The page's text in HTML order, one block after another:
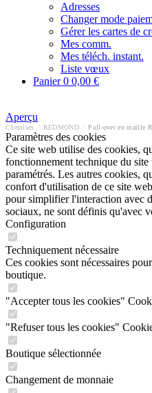
Adresses
Changer mode
Gérer les cartes de
Mes comm.
Mes téléch. instant.
Liste vœux
Panier0 0,00 €
Aperçu
Chemises REDMOND Pull-over en maille
Paramètres des cookies
Ce site web utilise des cookies,
fonctionnement technique du
paramétrés. Les autres cookies,
confort d'utilisation de ce site
pour simplifier l'interaction avec
sociaux, ne sont définis qu'avec
Configuration
Techniquement nécessaire
Ces cookies sont nécessaires
boutique.
"Accepter tous les cookies"
"Refuser tous les cookies"
Boutique sélectionnée
Changement de monnaie